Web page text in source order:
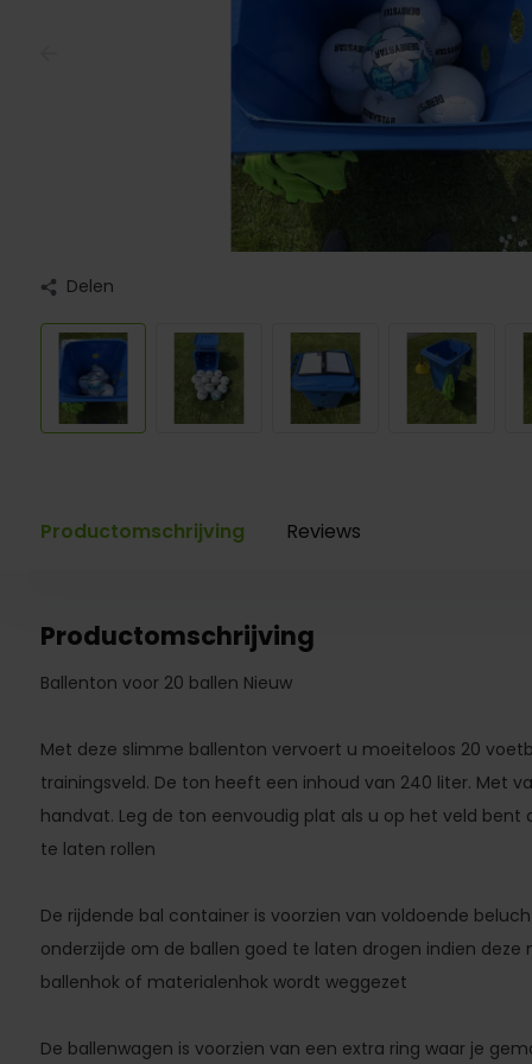
Delen
Productomschrijving Reviews
Productomschrijving
Ballenton voor 20 ballen Nieuw
Met deze slimme ballenton vervoert u moeiteloos 20
trainingsveld. De ton heeft een inhoud van 240 liter. Met
handvat. Leg de ton eenvoudig plat als u op het veld
te laten rollen
De rijdende bal container is voorzien van voldoende
onderzijde om de ballen goed te laten drogen indien deze
ballenhok of materialenhok wordt weggezet
De ballenwagen is voorzien van een extra ring waar je